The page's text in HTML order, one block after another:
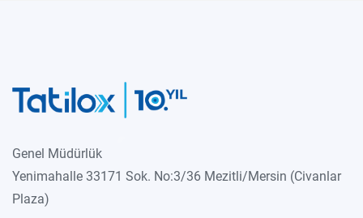
Genel Müdürlük
Yenimahalle 33171 Sok. No:3/36 Mezitli/Mersin (Civanlar
Plaza)